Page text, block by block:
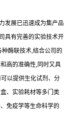
发展已迅速成为集产品
具有完善的实验技术开
酶联技术,结合公司的
高的准确性,同时又具
以提供生化试剂、分
、实验耗材等多门类
免疫学等生命科学的